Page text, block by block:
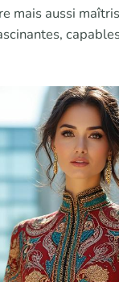
mais aussi